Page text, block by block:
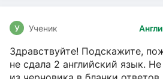
У Ученик
Здравствуйте! Подскажите,
не сдала 2 английский язык.